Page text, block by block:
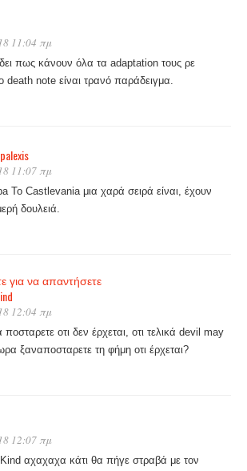
11:04 πμ
πως κάνουν όλα τα adaptation τους ρε
death note είναι τρανό παράδειγμα.
11:07 πμ
Το Castlevania μια χαρά σειρά είναι, έχουν
δουλειά.
για να απαντήσετε
12:04 πμ
οτι δεν έρχεται, οτι τελικά devil may
ξαναποσταρετε τη φήμη οτι έρχεται?
12:07 πμ
αχαχαχα κάτι θα πήγε στραβά με τον